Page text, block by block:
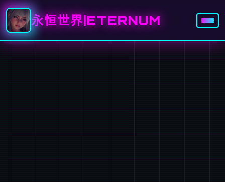
永恒世界|ETERNUM